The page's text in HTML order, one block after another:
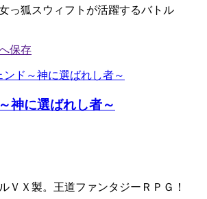
っ狐スウィフトが活躍するバトル
神に選ばれし者～
ＶＸ製。王道ファンタジーＲＰＧ！